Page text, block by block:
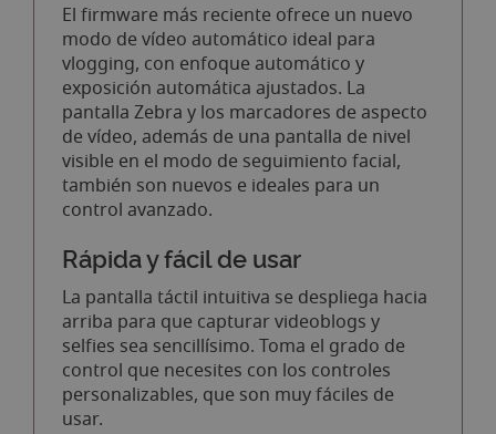
El firmware más reciente ofrece un nuevo
modo de vídeo automático ideal para
vlogging, con enfoque automático y
exposición automática ajustados. La
pantalla Zebra y los marcadores de aspecto
de vídeo, además de una pantalla de nivel
visible en el modo de seguimiento facial,
también son nuevos e ideales para un
control avanzado.
Rápida y fácil de usar
La pantalla táctil intuitiva se despliega hacia
arriba para que capturar videoblogs y
selfies sea sencillísimo. Toma el grado de
control que necesites con los controles
personalizables, que son muy fáciles de
usar.